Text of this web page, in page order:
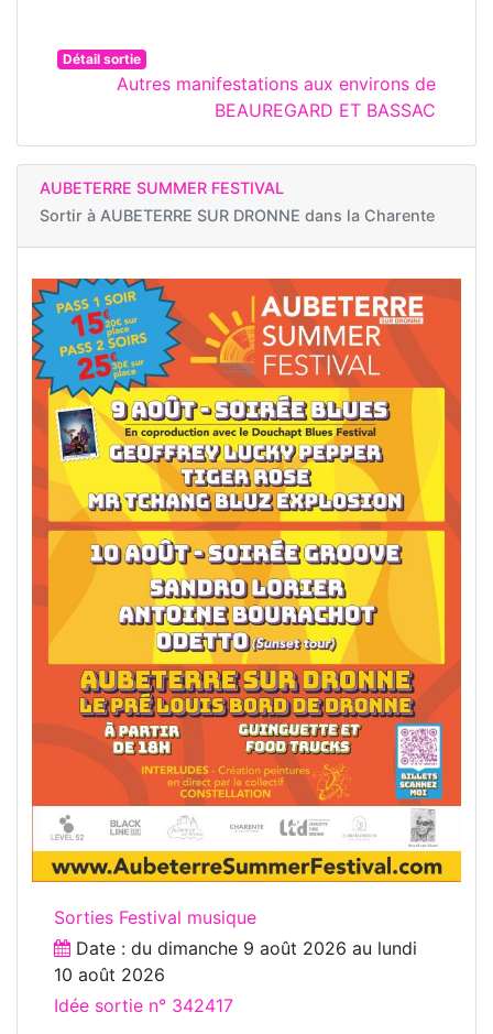
Détail sortie
Autres manifestations aux environs de
BEAUREGARD ET BASSAC
AUBETERRE SUMMER FESTIVAL
Sortir à AUBETERRE SUR DRONNE dans la Charente
Sorties Festival musique
Date : du dimanche 9 août 2026 au lundi
10 août 2026
Idée sortie n° 342417